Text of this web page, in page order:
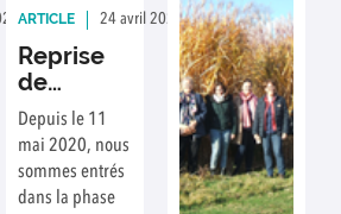
Rédaction : Jérôme Rose
ARTICLE 24 avril 2023 Rédaction : A. ETAYO
Reprise
de
l'activité
Depuis le 11
mai 2020, nous
sommes entrés
dans la phase